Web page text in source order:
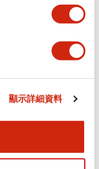
顯示詳細資料
其他